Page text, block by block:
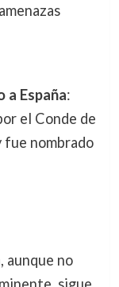
a España:
el Conde de
fue nombrado
aunque no